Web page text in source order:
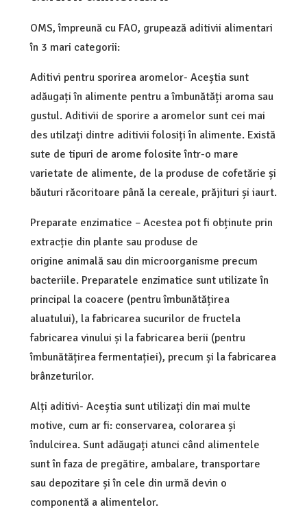
OMS, împreună cu FAO, grupează aditivii alimentari
în 3 mari categorii:
Aditivi pentru sporirea aromelor- Aceștia sunt
adăugați în alimente pentru a îmbunătăți aroma sau
gustul. Aditivii de sporire a aromelor sunt cei mai
des utilzați dintre aditivii folosiți în alimente. Există
sute de tipuri de arome folosite într-o mare
varietate de alimente, de la produse de cofetărie și
băuturi răcoritoare până la cereale, prăjituri și iaurt.
Preparate enzimatice – Acestea pot fi obținute prin
extracție din plante sau produse de
origine animală sau din microorganisme precum
bacteriile. Preparatele enzimatice sunt utilizate în
principal la coacere (pentru îmbunătățirea
aluatului), la fabricarea sucurilor de fructela
fabricarea vinului și la fabricarea berii (pentru
îmbunătățirea fermentației), precum și la fabricarea
brânzeturilor.
Alți aditivi- Aceștia sunt utilizați din mai multe
motive, cum ar fi: conservarea, colorarea și
îndulcirea. Sunt adăugați atunci când alimentele
sunt în faza de pregătire, ambalare, transportare
sau depozitare și în cele din urmă devin o
componentă a alimentelor.